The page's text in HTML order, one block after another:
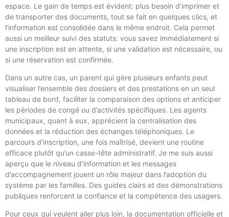
espace. Le gain de temps est évident: plus besoin d’imprimer et
de transporter des documents, tout se fait en quelques clics, et
l’information est consolidée dans le même endroit. Cela permet
aussi un meilleur suivi des statuts: vous savez immédiatement si
une inscription est en attente, si une validation est nécessaire, ou
si une réservation est confirmée.
Dans un autre cas, un parent qui gère plusieurs enfants peut
visualiser l’ensemble des dossiers et des prestations en un seul
tableau de bord, faciliter la comparaison des options et anticiper
les périodes de congé ou d’activités spécifiques. Les agents
municipaux, quant à eux, apprécient la centralisation des
données et la réduction des échanges téléphoniques. Le
parcours d’inscription, une fois maîtrisé, devient une routine
efficace plutôt qu’un casse-tête administratif. Je me suis aussi
aperçu que le niveau d’information et les messages
d’accompagnement jouent un rôle majeur dans l’adoption du
système par les familles. Des guides clairs et des démonstrations
publiques renforcent la confiance et la compétence des usagers.
Pour ceux qui veulent aller plus loin, la documentation officielle et